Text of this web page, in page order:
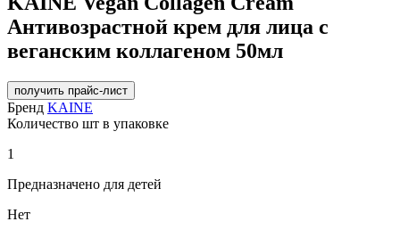
Антивозрастной крем для лица с
веганским коллагеном 50мл
получить прайс-лист
Бренд KAINE
Количество шт в упаковке
1
Предназначено для детей
Нет